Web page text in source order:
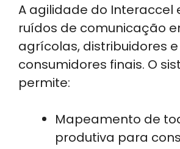
A agilidade do Interaccel
ruídos de comunicação
agrícolas, distribuidores e
consumidores finais. O
permite:
Mapeamento de
produtiva para